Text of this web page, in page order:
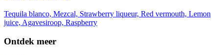
Tequila blanco, Mezcal, Strawberry liqueur, Red vermouth, Lemon
juice, Agavesiroop, Raspberry
Ontdek meer